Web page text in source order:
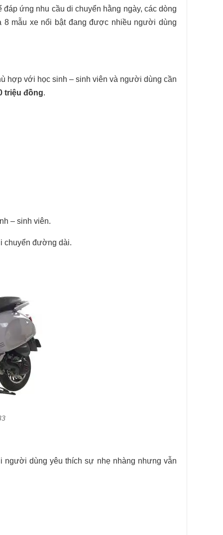
ứng nhu cầu di chuyển hằng ngày, các dòng
mẫu xe nổi bật đang được nhiều người dùng
hợp với học sinh – sinh viên và người dùng cần
triệu đồng.
– sinh viên.
chuyển đường dài.
người dùng yêu thích sự nhẹ nhàng nhưng vẫn